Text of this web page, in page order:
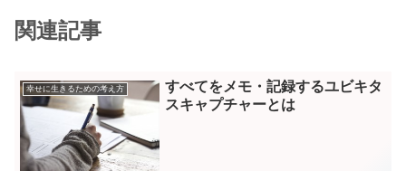
関連記事
幸せに生きるための考え方
すべてをメモ・記録するユビキタ
スキャプチャーとは